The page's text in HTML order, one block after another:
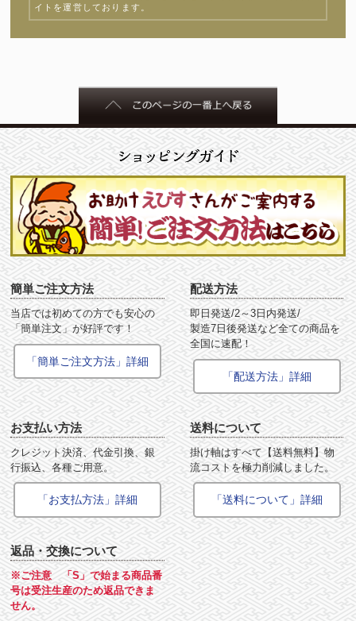
イトを運営しております。
簡単ご注文方法
当店では初めての方でも安心の
「簡単注文」が好評です！
「簡単ご注文方法」詳細
配送方法
即日発送/2～3日内発送/
製造7日後発送など全ての商品を
全国に速配！
「配送方法」詳細
お支払い方法
クレジット決済、代金引換、銀
行振込、各種ご用意。
「お支払方法」詳細
送料について
掛け軸はすべて【送料無料】物
流コストを極力削減しました。
「送料について」詳細
返品・交換について
※ご注意 「S」で始まる商品番
号は受注生産のため返品できま
せん。